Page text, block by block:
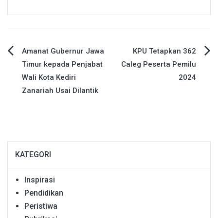
Navigasi
pos
Amanat Gubernur Jawa
Timur kepada Penjabat
Wali Kota Kediri
Zanariah Usai Dilantik
KPU Tetapkan 362
Caleg Peserta Pemilu
2024
KATEGORI
Inspirasi
Pendidikan
Peristiwa